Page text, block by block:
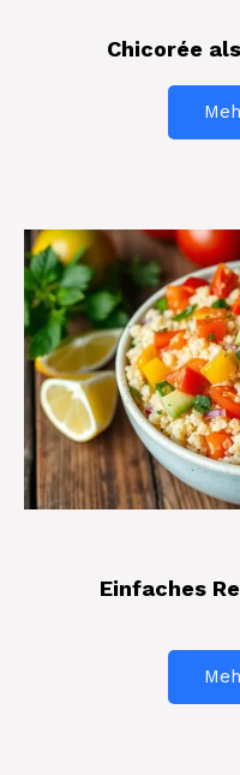
Chicorée
Einfaches